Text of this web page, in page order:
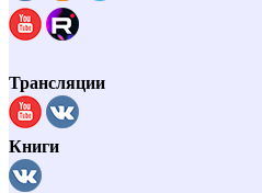
Трансляции
Книги